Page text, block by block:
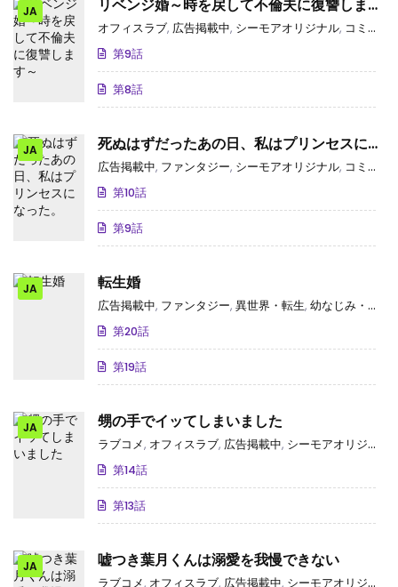
JA
リベンジ婚～時を戻して不倫夫に復讐します
～
オフィスラブ, 広告掲載中, シーモアオリジナル, コミックシーモア独占･先行
第9話
第8話
JA
死ぬはずだったあの日、私はプリンセスにな
った。
広告掲載中, ファンタジー, シーモアオリジナル, コミックシーモア独占･先行
第10話
第9話
JA 転生婚
広告掲載中, ファンタジー, 異世界・転生, 幼なじみ・同級生
第20話
第19話
JA 甥の手でイッてしまいました
ラブコメ, オフィスラブ, 広告掲載中, シーモアオリジナル
第14話
第13話
JA 嘘つき葉月くんは溺愛を我慢できない
ラブコメ, オフィスラブ, 広告掲載中, シーモアオリジナル